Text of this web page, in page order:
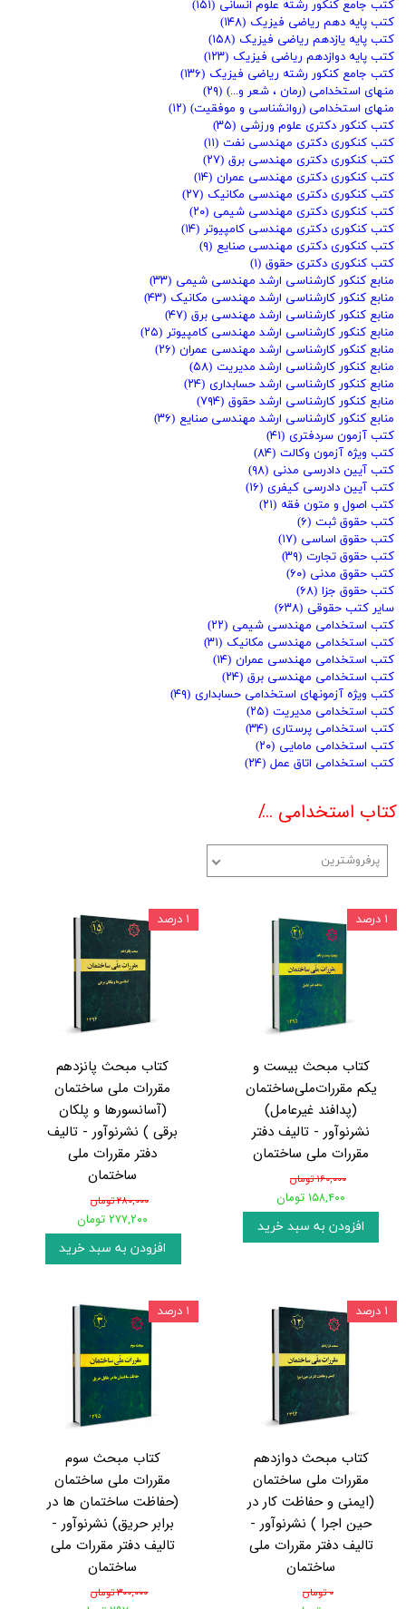
کتاب استخدامی
پرفروشترین
کتاب مبحث بیست و
یکم مقررات‌ملی‌ساختمان
(پدافند غیرعامل)
نشرنوآور - تالیف دفتر
مقررات ملی ساختمان
۱۶۰,۰۰۰ تومان
۱۵۸,۴۰۰ تومان
افزودن به سبد خرید
۱ درصد
کتاب مبحث پانزدهم
مقررات ملی ساختمان
(آسانسورها و پلکان
برقی ) نشرنوآور - تالیف
دفتر مقررات ملی
ساختمان
۲۸۰,۰۰۰ تومان
۲۷۷,۲۰۰ تومان
افزودن به سبد خرید
۱ درصد
کتاب مبحث دوازدهم
مقررات ملی ساختمان
(ایمنی و حفاظت کار در
حین اجرا ) نشرنوآور -
تالیف دفتر مقررات ملی
ساختمان
۰ تومان
۱ درصد
کتاب مبحث سوم
مقررات ملی ساختمان
(حفاظت ساختمان ها در
برابر حریق) نشرنوآور -
تالیف دفتر مقررات ملی
ساختمان
۳۰۰,۰۰۰ تومان
۱ درصد
کتب جامع کنکور رشته علوم انسانی (۱۵۱)
کتب پایه دهم ریاضی فیزیک (۱۴۸)
کتب پایه یازدهم ریاضی فیزیک (۱۵۸)
کتب پایه دوازدهم ریاضی فیزیک (۱۲۳)
کتب جامع کنکور رشته ریاضی فیزیک (۱۳۶)
منهای استخدامی (رمان ، شعر و...) (۲۹)
منهای استخدامی (روانشناسی و موفقیت) (۱۲)
کتب کنکور دکتری علوم ورزشی (۳۵)
کتب کنکوری دکتری مهندسی نفت (۱۱)
کتب کنکوری دکتری مهندسی برق (۲۷)
کتب کنکوری دکتری مهندسی عمران (۱۴)
کتب کنکوری دکتری مهندسی مکانیک (۲۷)
کتب کنکوری دکتری مهندسی شیمی (۲۰)
کتب کنکوری دکتری مهندسی کامپیوتر (۱۴)
کتب کنکوری دکتری مهندسی صنایع (۹)
کتب کنکوری دکتری حقوق (۱)
منابع کنکور کارشناسی ارشد مهندسی شیمی (۳۳)
منابع کنکور کارشناسی ارشد مهندسی مکانیک (۴۳)
منابع کنکور کارشناسی ارشد مهندسی برق (۴۷)
منابع کنکور کارشناسی ارشد مهندسی کامپیوتر (۲۵)
منابع کنکور کارشناسی ارشد مهندسی عمران (۲۶)
منابع کنکور کارشناسی ارشد مدیریت (۵۸)
منابع کنکور کارشناسی ارشد حسابداری (۲۴)
منابع کنکور کارشناسی ارشد حقوق (۷۹۴)
منابع کنکور کارشناسی ارشد مهندسی صنایع (۳۶)
کتب آزمون سردفتری (۴۱)
کتب ویژه آزمون وکالت (۸۴)
کتب آیین دادرسی مدنی (۹۸)
کتب آیین دادرسی کیفری (۱۶)
کتب اصول و متون فقه (۲۱)
کتب حقوق ثبت (۶)
کتب حقوق اساسی (۱۷)
کتب حقوق تجارت (۳۹)
کتب حقوق مدنی (۶۰)
کتب حقوق جزا (۶۸)
سایر کتب حقوقی (۶۳۸)
کتب استخدامی مهندسی شیمی (۲۲)
کتب استخدامی مهندسی مکانیک (۳۱)
کتب استخدامی مهندسی عمران (۱۴)
کتب استخدامی مهندسی برق (۲۴)
کتب ویژه آزمونهای استخدامی حسابداری (۴۹)
کتب استخدامی مدیریت (۲۵)
کتب استخدامی پرستاری (۳۴)
کتب استخدامی مامایی (۲۰)
کتب استخدامی اتاق عمل (۲۴)